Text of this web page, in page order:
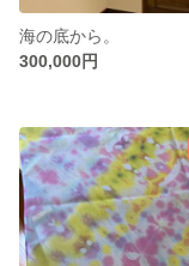
海の底から。
300,000円